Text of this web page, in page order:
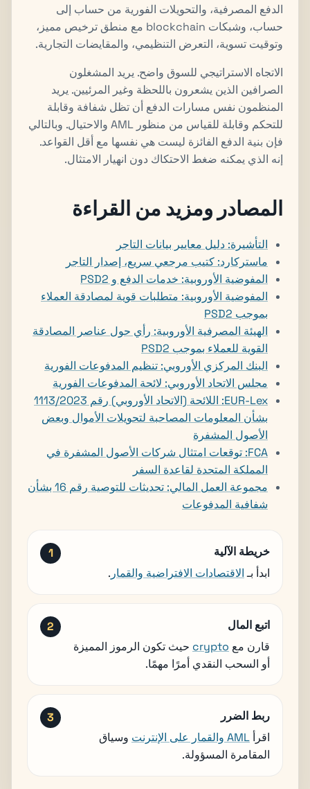
الدفع المصرفية، والتحويلات الفورية من حساب إلى
حساب، وشبكات blockchain مع منطق ترخيص مميز،
وتوقيت تسوية، التعرض التنظيمي، والمقايضات التجارية.
الاتجاه الاستراتيجي للسوق واضح. يريد المشغلون
الصرافين الذين يشعرون باللحظة وغير المرئيين. يريد
المنظمون نفس مسارات الدفع أن تظل شفافة وقابلة
للتحكم وقابلة للقياس من منظور AML والاحتيال. وبالتالي
فإن بنية الدفع الفائزة ليست هي نفسها مع أقل القواعد.
إنه الذي يمكنه ضغط الاحتكاك دون انهيار الامتثال.
المصادر ومزيد من القراءة
التأشيرة: دليل معايير بيانات التاجر
ماستركارد: كتيب مرجعي سريع، إصدار التاجر
المفوضية الأوروبية: خدمات الدفع و PSD2
المفوضية الأوروبية: متطلبات قوية لمصادقة العملاء
بموجب PSD2
الهيئة المصرفية الأوروبية: رأي حول عناصر المصادقة
القوية للعملاء بموجب PSD2
البنك المركزي الأوروبي: تنظيم المدفوعات الفورية
مجلس الاتحاد الأوروبي: لائحة المدفوعات الفورية
EUR-Lex: اللائحة (الاتحاد الأوروبي) رقم 1113/2023
بشأن المعلومات المصاحبة لتحويلات الأموال وبعض
الأصول المشفرة
FCA: توقعات امتثال شركات الأصول المشفرة في
المملكة المتحدة لقاعدة السفر
مجموعة العمل المالي: تحديثات للتوصية رقم 16 بشأن
شفافية المدفوعات
خريطة الآلية
ابدأ بـالاقتصادات الافتراضية والقمار .
اتبع المال
قارن مع crypto حيث تكون الرموز المميزة
أو السحب النقدي أمرًا مهمًا.
ربط الضرر
اقرأ AML والقمار على الإنترنت
وسياق
المقامرة المسؤولة.